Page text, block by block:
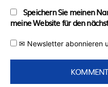
Speichern Sie meinen
meine Website für den
✉ Newsletter abonnieren